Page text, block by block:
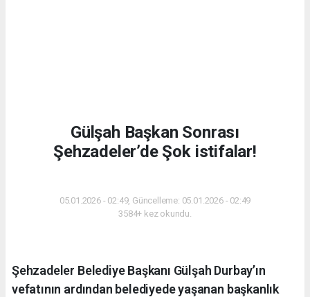
Gülşah Başkan Sonrası
Şehzadeler’de Şok istifalar!
05.01.2026 - 02:49, Güncelleme: 05.01.2026 - 02:49
3584+ kez okundu.
Şehzadeler Belediye Başkanı Gülşah Durbay’ın
vefatının ardından belediyede yaşanan başkanlık